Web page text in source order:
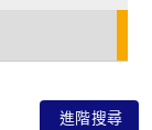
進階搜尋